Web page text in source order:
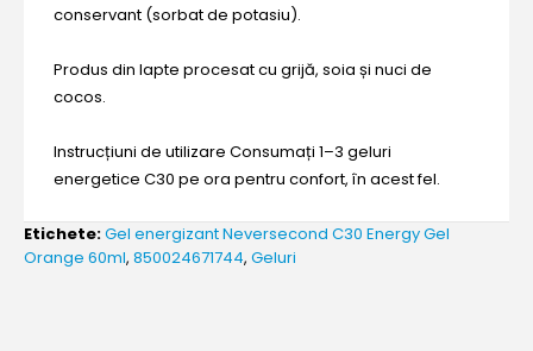
conservant (sorbat de potasiu).
Produs din lapte procesat cu grijă, soia și nuci de
cocos.
Instrucțiuni de utilizare Consumați 1–3 geluri
energetice C30 pe ora pentru confort, în acest fel.
Etichete:Gel energizant Neversecond C30 Energy Gel
Orange 60ml, 850024671744, Geluri